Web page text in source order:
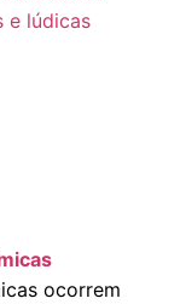
ocorrem